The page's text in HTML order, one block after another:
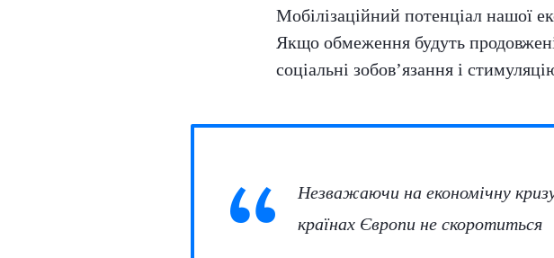
Мобілізаційний потенціал нашої
Якщо обмеження будуть
соціальні зобов’язання і
Незважаючи на економічну
країнах Європи не скоротиться